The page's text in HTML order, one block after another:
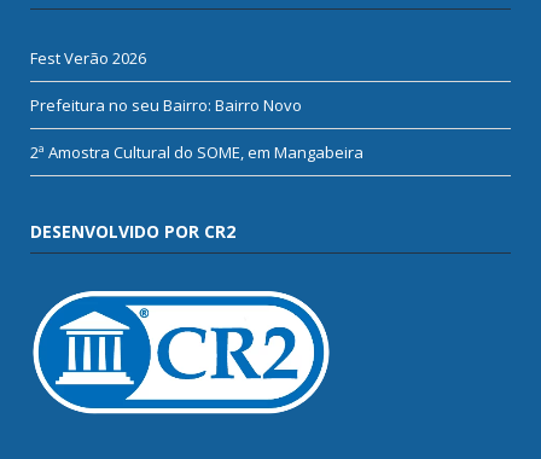
Fest Verão 2026
Prefeitura no seu Bairro: Bairro Novo
2ª Amostra Cultural do SOME, em Mangabeira
DESENVOLVIDO POR CR2